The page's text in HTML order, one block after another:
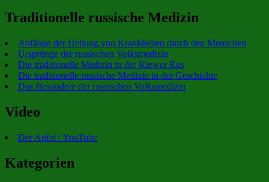
Traditionelle russische Medizin
Anfänge der Heilung von Krankheiten durch den Menschen
Ursprünge der russischen Volksmedizin
Die traditionelle Medizin in der Kiewer Rus
Die traditionelle russische Medizin in der Geschichte
Das Besondere der russischen Volksmedizin
Video
Der Apfel / YouTube
Kategorien